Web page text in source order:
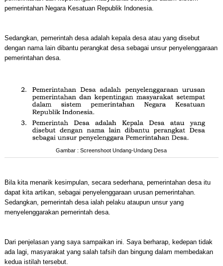
pemerintahan Negara Kesatuan Republik Indonesia.
Sedangkan, pemerintah desa adalah kepala desa atau yang disebut
dengan nama lain dibantu perangkat desa sebagai unsur penyelenggaraan
pemerintahan desa.
Gambar : Screenshoot Undang-Undang Desa
Bila kita menarik kesimpulan, secara sederhana, pemerintahan desa itu
dapat kita artikan, sebagai penyelenggaraan urusan pemerintahan.
Sedangkan, pemerintah desa ialah pelaku ataupun unsur yang
menyelenggarakan pemerintah desa.
Dari penjelasan yang saya sampaikan ini. Saya berharap, kedepan tidak
ada lagi, masyarakat yang salah tafsih dan bingung dalam membedakan
kedua istilah tersebut.